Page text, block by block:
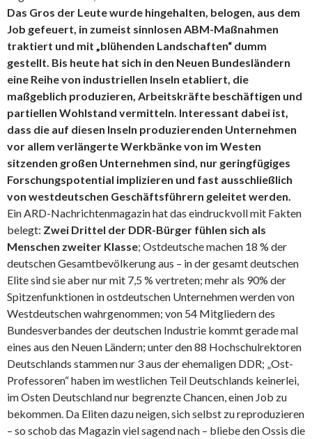
Das Gros der Leute wurde hingehalten, belogen, aus dem
Job gefeuert, in zumeist sinnlosen ABM-Maßnahmen
traktiert und mit „blühenden Landschaften“ dumm
gestellt. Bis heute hat sich in den Neuen Bundesländern
eine Reihe von industriellen Inseln etabliert, die
maßgeblich produzieren, Arbeitskräfte beschäftigen und
partiellen Wohlstand vermitteln. Interessant dabei ist,
dass die auf diesen Inseln produzierenden Unternehmen
vor allem verlängerte Werkbänke von im Westen
sitzenden großen Unternehmen sind, nur geringfügiges
Forschungspotential implizieren und fast ausschließlich
von westdeutschen Geschäftsführern geleitet werden.
Ein ARD-Nachrichtenmagazin hat das eindruckvoll mit Fakten
belegt: Zwei Drittel der DDR-Bürger fühlen sich als
Menschen zweiter Klasse; Ostdeutsche machen 18 % der
deutschen Gesamtbevölkerung aus – in der gesamt deutschen
Elite sind sie aber nur mit 7,5 % vertreten; mehr als 90% der
Spitzenfunktionen in ostdeutschen Unternehmen werden von
Westdeutschen wahrgenommen; von 54 Mitgliedern des
Bundesverbandes der deutschen Industrie kommt gerade mal
eines aus den Neuen Ländern; unter den 88 Hochschulrektoren
Deutschlands stammen nur 3 aus der ehemaligen DDR; „Ost-
Professoren“ haben im westlichen Teil Deutschlands keinerlei,
im Osten Deutschland nur begrenzte Chancen, einen Job zu
bekommen. Da Eliten dazu neigen, sich selbst zu reproduzieren
– so schob das Magazin viel sagend nach – bliebe den Ossis die